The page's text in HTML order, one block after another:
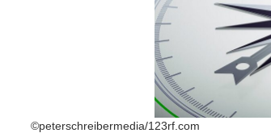
©peterschreibermedia/123rf.com